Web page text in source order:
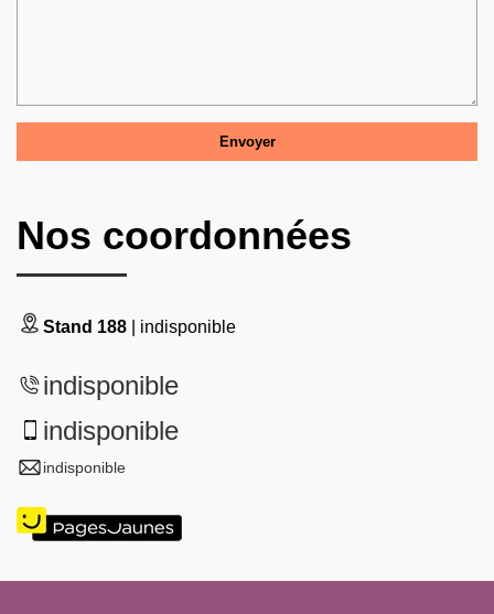
Nos coordonnées
Stand 188 | indisponible
indisponible
indisponible
indisponible